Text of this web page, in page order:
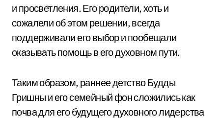
и просветления. Его родители, хоть и
сожалели об этом решении, всегда
поддерживали его выбор и пообещали
оказывать помощь в его духовном пути.
Таким образом, раннее детство Будды
Гришны и его семейный фон сложились как
почва для его будущего духовного лидерства